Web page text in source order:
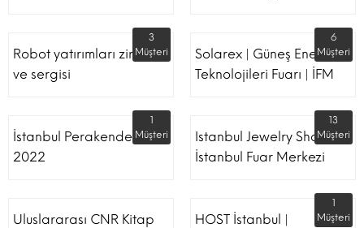
Robot yatırımları zirvesi
ve sergisi
3
Müşteri
Solarex | Güneş Enerjisi &
Teknolojileri Fuarı | İFM
6
Müşteri
İstanbul Perakende Fuarı
2022
1
Müşteri
Istanbul Jewelry Show |
İstanbul Fuar Merkezi
13
Müşteri
Uluslararası CNR Kitap
HOST İstanbul |
1
Müşteri